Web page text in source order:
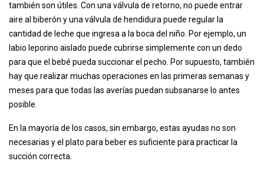
también son útiles. Con una válvula de retorno, no puede entrar
aire al biberón y una válvula de hendidura puede regular la
cantidad de leche que ingresa a la boca del niño. Por ejemplo, un
labio leporino aislado puede cubrirse simplemente con un dedo
para que el bebé pueda succionar el pecho. Por supuesto, también
hay que realizar muchas operaciones en las primeras semanas y
meses para que todas las averías puedan subsanarse lo antes
posible.
En la mayoría de los casos, sin embargo, estas ayudas no son
necesarias y el plato para beber es suficiente para practicar la
succión correcta.